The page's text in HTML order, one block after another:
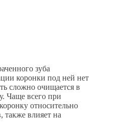
зуба
коронки под ней нет
сложно очищается в
Чаще всего при
относительно
также влияет на